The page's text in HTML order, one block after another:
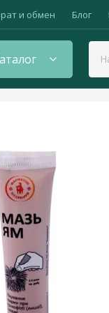
и обмен Блог
Антистрессовые и седативные препараты
Гормональные средства, контрацептивы
Мазь